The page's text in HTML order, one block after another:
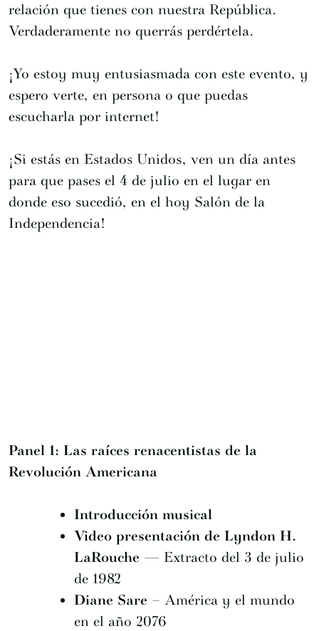
relación que tienes con nuestra República.
Verdaderamente no querrás perdértela.
¡Yo estoy muy entusiasmada con este evento, y
espero verte, en persona o que puedas
escucharla por internet!
¡Si estás en Estados Unidos, ven un día antes
para que pases el 4 de julio en el lugar en
donde eso sucedió, en el hoy Salón de la
Independencia!
Panel 1: Las raíces renacentistas de la
Revolución Americana
Introducción musical
Video presentación de Lyndon H.
LaRouche — Extracto del 3 de julio
de 1982
Diane Sare – América y el mundo
en el año 2076